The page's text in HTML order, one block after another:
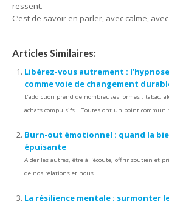
ressent.
C’est de savoir en parler, avec calme,
Articles Similaires:
Libérez-vous autrement :
comme voie de changement
L’addiction prend de nombreuses formes : tabac,
achats compulsifs… Toutes ont un point commun
Burn-out émotionnel : quand la
épuisante
Aider les autres, être à l’écoute, offrir soutien et
de nos relations et nous...
La résilience mentale : surmonter